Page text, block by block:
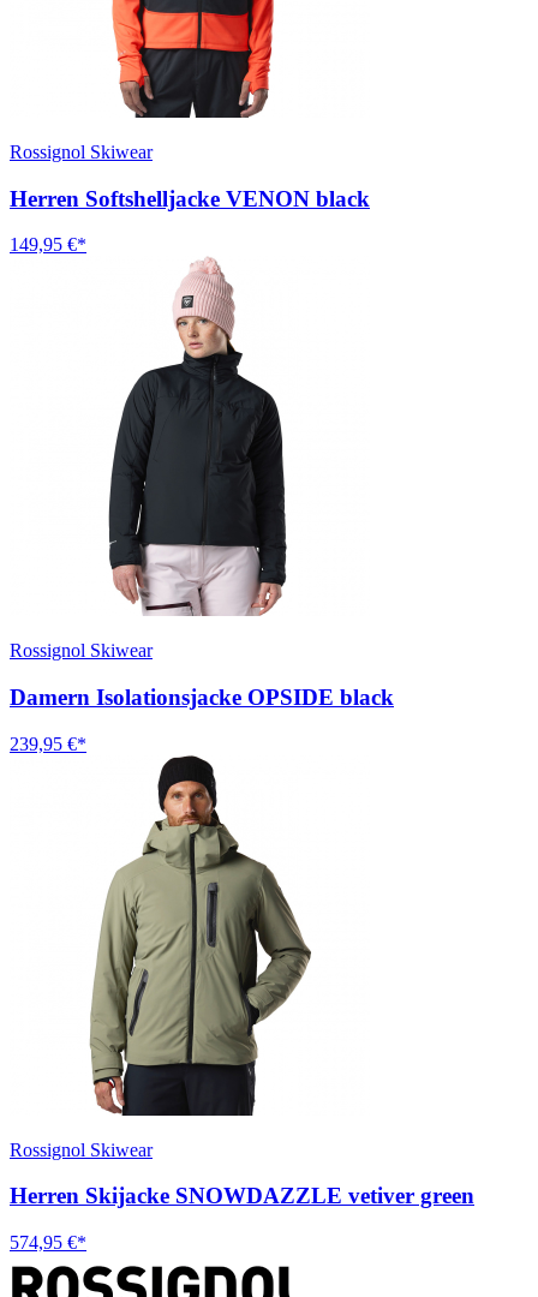
Rossignol Skiwear
Herren Softshelljacke VENON black
149,95 €*
Rossignol Skiwear
Damern Isolationsjacke OPSIDE black
239,95 €*
Rossignol Skiwear
Herren Skijacke SNOWDAZZLE vetiver green
574,95 €*